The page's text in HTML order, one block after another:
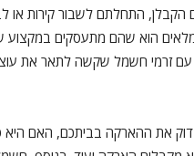
התחלתם לשבור קירות או
הוא שהם מתעסקים במקצוע
זרמי חשמל שקשה לתאר את
את ההארקה בביתכם, האם